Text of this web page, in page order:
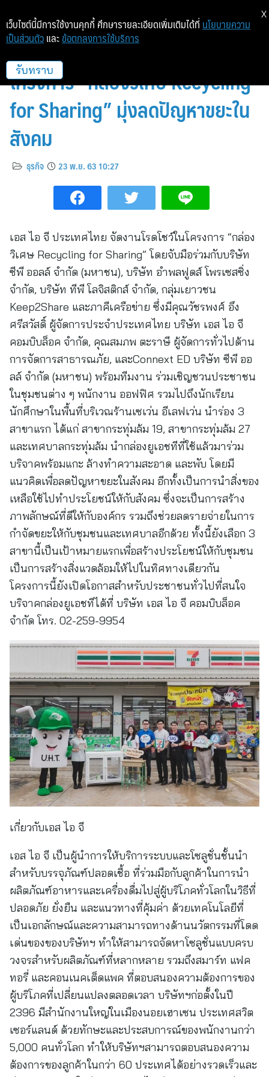
“เอส ไอ จี” จับมือ ภาคีเครือข่าย จัด
โครงการ “กล่องวิเศษ Recycling
for Sharing” มุ่งลดปัญหาขยะใน
สังคม
ธุรกิจ 23 พ.ย. 63 10:27
เอส ไอ จี ประเทศไทย จัดงานโรดโชว์ในโครงการ “กล่อง
วิเศษ Recycling for Sharing” โดยจับมือร่วมกับบริษัท
ซีพี ออลล์ จำกัด (มหาชน), บริษัท อำพลฟูดส์ โพรเซสซิ่ง
จำกัด, บริษัท ทีพี โลจิสติกส์ จำกัด, กลุ่มเยาวชน
Keep2Share และภาคีเครือข่าย ซึ่งมีคุณวัชรพงศ์ อึง
ศรีสวัสดิ์ ผู้จัดการประจำประเทศไทย บริษัท เอส ไอ จี
คอมบิบล็อค จำกัด, คุณสมภพ ตะราษี ผู้จัดการทั่วไปด้าน
การจัดการสาธารณภัย, และConnext ED บริษัท ซีพี ออ
ลล์ จำกัด (มหาชน) พร้อมทีมงาน ร่วมเชิญชวนประชาชน
ในชุมชนต่าง ๆ พนักงาน ออฟฟิศ รวมไปถึงนักเรียน
นักศึกษาในพื้นที่บริเวณร้านเซเว่น อีเลฟเว่น นำร่อง 3
สาขาแรก ได้แก่ สาขากระทุ่มล้ม 19, สาขากระทุ่มล้ม 27
และเทศบาลกระทุ่มล้ม นำกล่องยูเอชทีที่ใช้แล้วมาร่วม
บริจาคพร้อมแกะ ล้างทำความสะอาด และพับ โดยมี
แนวคิดเพื่อลดปัญหาขยะในสังคม อีกทั้งเป็นการนำสิ่งของ
เหลือใช้ไปทำประโยชน์ให้กับสังคม ซึ่งจะเป็นการสร้าง
ภาพลักษณ์ที่ดีให้กับองค์กร รวมถึงช่วยลดรายจ่ายในการ
กำจัดขยะให้กับชุมชนและเทศบาลอีกด้วย ทั้งนี้ยังเลือก 3
สาขานี้เป็นเป้าหมายแรกเพื่อสร้างประโยชน์ให้กับชุมชน
เป็นการสร้างสิ่งแวดล้อมให้ไปในทิศทางเดียวกัน
โครงการนี้ยังเปิดโอกาสสำหรับประชาชนทั่วไปที่สนใจ
บริจาคกล่องยูเอชทีได้ที่ บริษัท เอส ไอ จี คอมบิบล็อค
จำกัด โทร. 02-259-9954
เกี่ยวกับเอส ไอ จี
เอส ไอ จี เป็นผู้นำการให้บริการระบบและโซลูชั่นชั้นนำ
สำหรับบรรจุภัณฑ์ปลอดเชื้อ ที่ร่วมมือกับลูกค้าในการนำ
ผลิตภัณฑ์อาหารและเครื่องดื่มไปสู่ผู้บริโภคทั่วโลกในวิธีที่
ปลอดภัย ยั่งยืน และแนวทางที่คุ้มค่า ด้วยเทคโนโลยีที่
เป็นเอกลักษณ์และความสามารถทางด้านนวัตกรรมที่โดด
เด่นของของบริษัทฯ ทำให้สามารถจัดหาโซลูชั่นแบบครบ
วงจรสำหรับผลิตภัณฑ์ที่หลากหลาย รวมถึงสมาร์ท แฟค
ทอรี่ และคอนเนคเต็ดแพค ที่ตอบสนองความต้องการของ
ผู้บริโภคที่เปลี่ยนแปลงตลอดเวลา บริษัทฯก่อตั้งในปี
2396 มีสำนักงานใหญ่ในเมืองนอยเฮาเซน ประเทศสวิต
เซอร์แลนด์ ด้วยทักษะและประสบการณ์ของพนักงานกว่า
5,000 คนทั่วโลก ทำให้บริษัทฯสามารถตอบสนองความ
ต้องการของลูกค้าในกว่า 60 ประเทศได้อย่างรวดเร็วและ
เว็บไซต์นี้มีการใช้งานคุกกี้ ศึกษารายละเอียดเพิ่มเติมได้ที่ นโยบายความ
เป็นส่วนตัว และ ข้อตกลงการใช้บริการ
รับทราบ
X